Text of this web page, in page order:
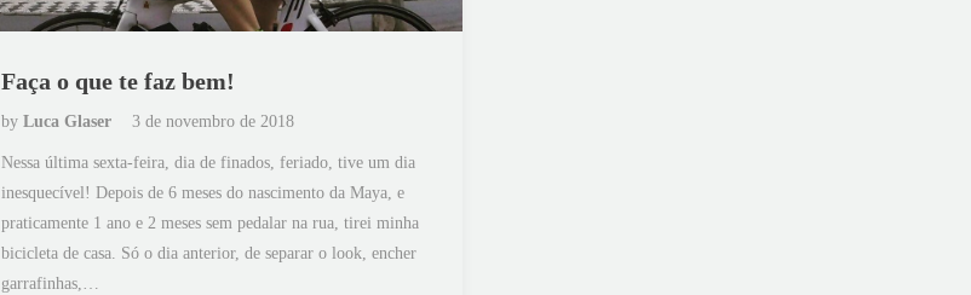
Faça o que te faz bem!
by Luca Glaser 3 de novembro de 2018
Nessa última sexta-feira, dia de finados, feriado, tive um dia
inesquecível! Depois de 6 meses do nascimento da Maya, e
praticamente 1 ano e 2 meses sem pedalar na rua, tirei minha
bicicleta de casa. Só o dia anterior, de separar o look, encher
garrafinhas,…